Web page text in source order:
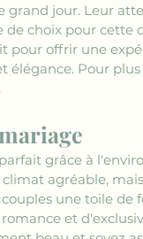
grand jour. Leur
choix pour cette
offrir une
élégance. Pour
.
grâce à
agréable,
une toile de
et